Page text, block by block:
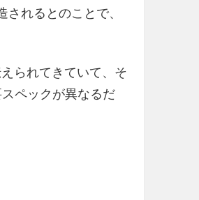
れるとのことで、
られてきていて、そ
ペックが異なるだ